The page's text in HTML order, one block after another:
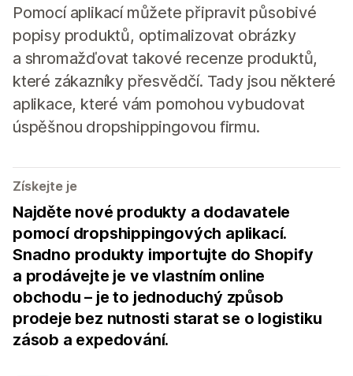
Pomocí aplikací můžete připravit působivé
popisy produktů, optimalizovat obrázky
a shromažďovat takové recenze produktů,
které zákazníky přesvědčí. Tady jsou některé
aplikace, které vám pomohou vybudovat
úspěšnou dropshippingovou firmu.
Získejte je
Najděte nové produkty a dodavatele
pomocí dropshippingových aplikací.
Snadno produkty importujte do Shopify
a prodávejte je ve vlastním online
obchodu – je to jednoduchý způsob
prodeje bez nutnosti starat se o logistiku
zásob a expedování.